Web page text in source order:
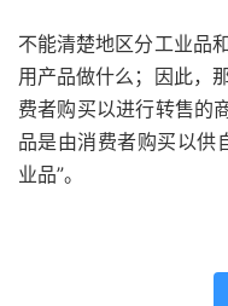
不能清楚地区分工业品
用产品做什么；因此，
费者购买以进行转售的
品是由消费者购买以供
业品”。